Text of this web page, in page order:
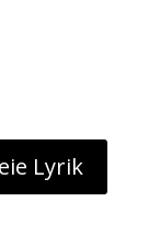
Lyrik